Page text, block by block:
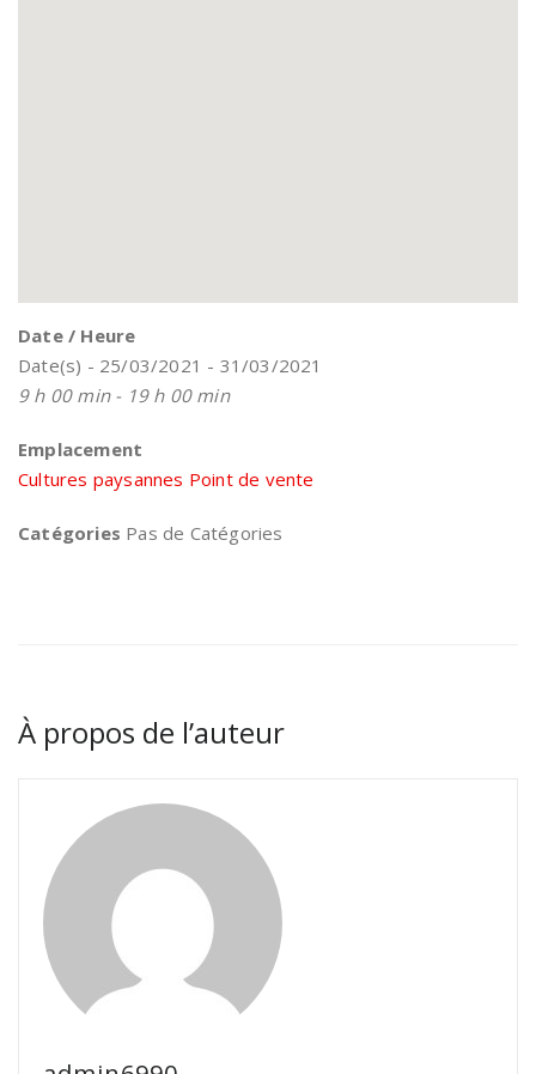
Date / Heure
Date(s) - 25/03/2021 - 31/03/2021
9 h 00 min - 19 h 00 min
Emplacement
Cultures paysannes Point de vente
Catégories Pas de Catégories
À propos de l’auteur